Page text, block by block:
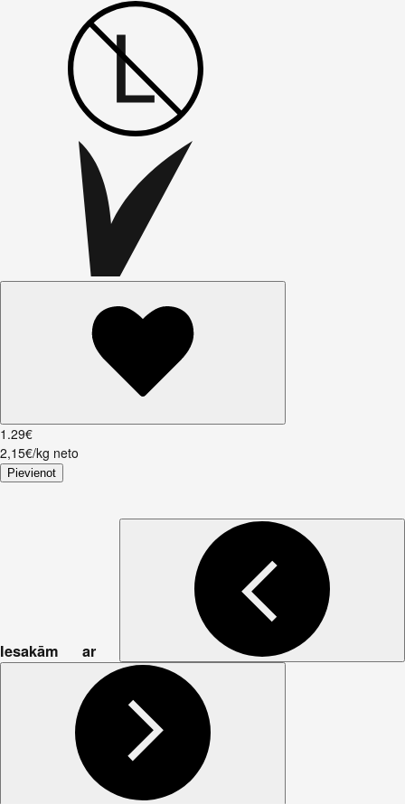
1 .29€
2,15€/kg neto
Pievienot
Iesakām ar